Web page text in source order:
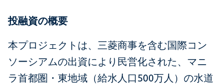
投融資の概要
本プロジェクトは、三菱商事を含む国際コン
ソーシアムの出資により民営化された、マニ
ラ首都圏・東地域（給水人口500万人）の水道